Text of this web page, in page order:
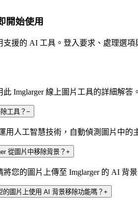
開始使用
支援的 AI 工具。登入要求、處理選項
Imglarger 線上圖片工具的詳細解答。
工具？ −
用人工智慧技術，自動偵測圖片中的
從圖片中移除背景？ +
將您的圖片上傳至 Imglarger 的 AI 背
的圖片上使用 AI 背景移除功能嗎？ +